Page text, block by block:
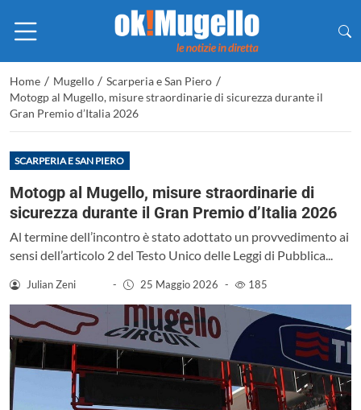
Home / Mugello / Scarperia e San Piero /
Motogp al Mugello, misure straordinarie di sicurezza durante il
Gran Premio d’Italia 2026
SCARPERIA E SAN PIERO
Motogp al Mugello, misure straordinarie di
sicurezza durante il Gran Premio d’Italia 2026
Al termine dell’incontro è stato adottato un provvedimento ai
sensi dell’articolo 2 del Testo Unico delle Leggi di Pubblica...
Julian Zeni - 25 Maggio 2026 - 185